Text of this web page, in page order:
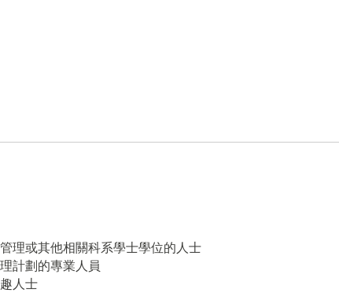
理或其他相關科系學士學位的人士
計劃的專業人員
人士